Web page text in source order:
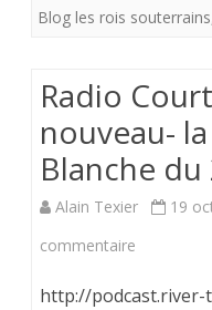
et
Blog les rois souterrains
Radio
nouveau-
Blanche
Alain Texier 19
commentaire
http://podcast.river-